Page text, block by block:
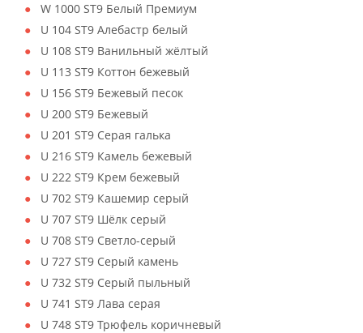
W 1000 ST9 Белый Премиум
U 104 ST9 Алебастр белый
U 108 ST9 Ванильный жёлтый
U 113 ST9 Коттон бежевый
U 156 ST9 Бежевый песок
U 200 ST9 Бежевый
U 201 ST9 Серая галька
U 216 ST9 Камель бежевый
U 222 ST9 Крем бежевый
U 702 ST9 Кашемир серый
U 707 ST9 Шёлк серый
U 708 ST9 Светло-серый
U 727 ST9 Серый камень
U 732 ST9 Серый пыльный
U 741 ST9 Лава серая
U 748 ST9 Трюфель коричневый